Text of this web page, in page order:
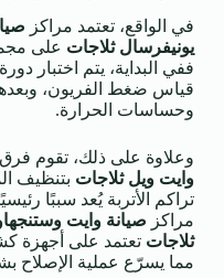
في الواقع، تعتمد مراكز
يونيفرسال ثلاجات على
ففي البداية، يتم اختبار
قياس ضغط الفريون،
وحساسات الحرارة.
وعلاوة على ذلك، تقوم فرق
وايت ويل ثلاجات بتنظيف
تراكم الأتربة يُعد سببًا
مراكز صيانة وايت
ثلاجات تعتمد على أجهزة
مما يسرّع عملية الإصلاح